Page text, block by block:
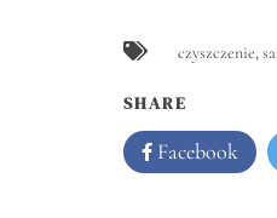
czyszczenie,
SHARE
Facebook